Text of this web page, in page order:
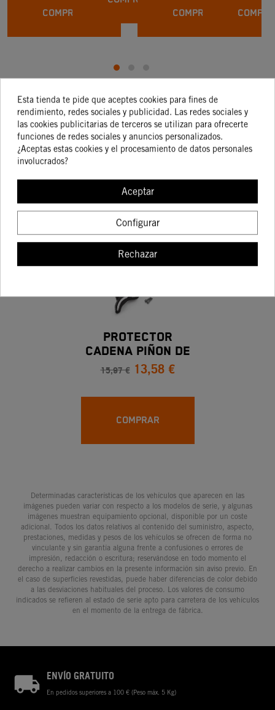
COMPRAR
COMPRAR
Los clientes que
adquirieron este
producto también
compraron:
PROTECTOR
CADENA PIÑON DE
ATAQUE KTM
450/500 EXC SX SM
15,97 € 13,58 €
COMPRAR
Determinadas características de los vehículos que aparecen en las
imágenes pueden variar con respecto a los modelos de serie, y algunas
imágenes muestran equipamiento opcional, disponible por un coste
adicional. Todos los datos relativos al contenido del suministro, aspecto,
prestaciones, medidas y pesos de los vehículos se ofrecen de forma no
vinculante y sin garantía alguna frente a confusiones o errores de
impresión, redacción o escritura; reservándose en todo momento el
derecho a realizar cambios en la presente información sin aviso previo. En
el caso de superficies revestidas, puede haber diferencias de color debido
a las desviaciones habituales del proceso. Los valores de consumo
indicados se refieren al estado de serie apto para carretera de los vehículos
en el momento de la entrega de fábrica.
ENVÍO GRATUITO
En pedidos superiores a 100 € (Peso máx. 5 Kg)
Esta tienda te pide que aceptes cookies para fines de
rendimiento, redes sociales y publicidad. Las redes sociales y
las cookies publicitarias de terceros se utilizan para ofrecerte
funciones de redes sociales y anuncios personalizados.
¿Aceptas estas cookies y el procesamiento de datos personales
involucrados?
Aceptar
Configurar
Rechazar